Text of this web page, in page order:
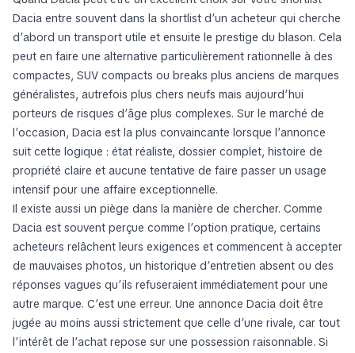
Dacia entre souvent dans la shortlist d’un acheteur qui cherche
d’abord un transport utile et ensuite le prestige du blason. Cela
peut en faire une alternative particulièrement rationnelle à des
compactes, SUV compacts ou breaks plus anciens de marques
généralistes, autrefois plus chers neufs mais aujourd’hui
porteurs de risques d’âge plus complexes. Sur le marché de
l’occasion, Dacia est la plus convaincante lorsque l’annonce
suit cette logique : état réaliste, dossier complet, histoire de
propriété claire et aucune tentative de faire passer un usage
intensif pour une affaire exceptionnelle.
Il existe aussi un piège dans la manière de chercher. Comme
Dacia est souvent perçue comme l’option pratique, certains
acheteurs relâchent leurs exigences et commencent à accepter
de mauvaises photos, un historique d’entretien absent ou des
réponses vagues qu’ils refuseraient immédiatement pour une
autre marque. C’est une erreur. Une annonce Dacia doit être
jugée au moins aussi strictement que celle d’une rivale, car tout
l’intérêt de l’achat repose sur une possession raisonnable. Si